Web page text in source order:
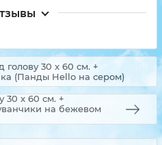
30 x 60 см. +
(Панды Hello на сером)
30 x 60 см. +
на бежевом